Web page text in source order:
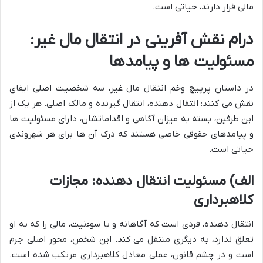
مالی قرار دارند، حیاتی است.
درام نقش آفرینی در انتقال مال غیر:
مسئولیت ها و پیامدها
در داستان پرپیچ وخم انتقال مال غیر، سه شخصیت اصلی ایفای
نقش می کنند: انتقال دهنده، انتقال گیرنده و مالک اصلی. هر یک از
این طرفین، بسته به میزان آگاهی و اقداماتشان، دارای مسئولیت ها
و پیامدهای حقوقی خاصی هستند که درک آن ها برای هر شهروندی
حیاتی است.
الف) مسئولیت انتقال دهنده: مجازات
کلاهبرداری
انتقال دهنده، فردی است که آگاهانه و با سوءنیت، مالی را که به او
تعلق ندارد، به دیگری منتقل می کند. این شخص، محور اصلی جرم
است و در چشم قانون، عملی معادل کلاهبرداری مرتکب شده است.